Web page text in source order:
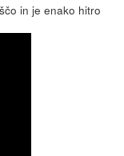
in je enako hitro